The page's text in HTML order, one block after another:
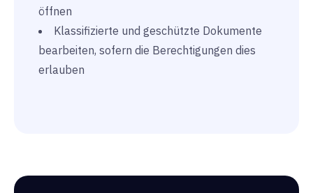
öffnen
Klassifizierte und geschützte Dokumente
bearbeiten, sofern die Berechtigungen dies
erlauben